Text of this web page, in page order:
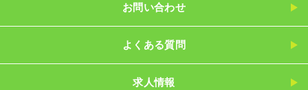
お問い合わせ
よくある質問
求人情報